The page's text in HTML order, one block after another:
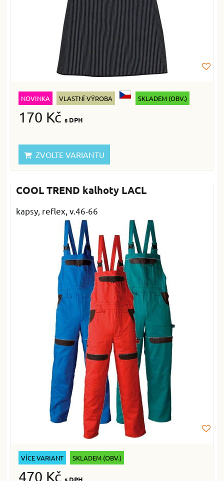
NOVINKA VLASTNÍ VÝROBA SKLADEM (OBV.)
170 Kč s DPH
ZVOLTE VARIANTU
COOL TREND kalhoty LACL
kapsy, reflex, v.46-66
VÍCE VARIANT SKLADEM (OBV.)
470 Kč